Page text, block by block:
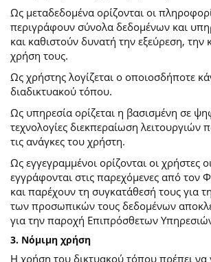
Ως μεταδεδομένα ορίζονται οι
περιγράφουν σύνολα δεδομένων και
και καθιστούν δυνατή την εξεύρεση, την
χρήση τους.
Ως χρήστης λογίζεται ο οποιοσδήποτε
διαδικτυακού τόπου.
Ως υπηρεσία ορίζεται η βασισμένη σε
τεχνολογίες διεκπεραίωση λειτουργιών
τις ανάγκες του χρήστη.
Ως εγγεγραμμένοι ορίζονται οι χρήστες
εγγράφονται στις παρεχόμενες από τον
και παρέχουν τη συγκατάθεσή τους για
των προσωπικών τους δεδομένων
για την παροχή Επιπρόσθετων
3. Νόμιμη χρήση
Η χρήση του δικτυακού τόπου πρέπει να